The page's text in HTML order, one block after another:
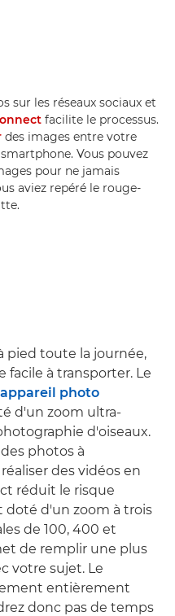
sur les réseaux sociaux et
facilite le processus.
des images entre votre
Vous pouvez
pour ne jamais
aviez repéré le rouge-
pied toute la journée,
à transporter. Le
appareil photo
d'un zoom ultra-
d'oiseaux.
photos à
des vidéos en
réduit le risque
doté d'un zoom à trois
de 100, 400 et
de remplir une plus
votre sujet. Le
entièrement
donc pas de temps